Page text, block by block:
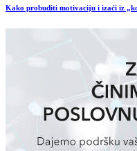
Kako probuditi motivaciju i izaći iz